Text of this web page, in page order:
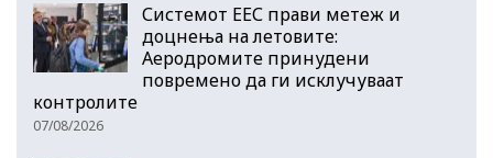
Системот ЕЕС прави метеж и
доцнења на летовите:
Аеродромите принудени
повремено да ги исклучуваат
контролите
07/08/2026